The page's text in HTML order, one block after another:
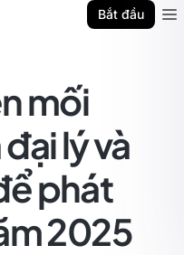
Bắt đầu
mối
lý và
phát
2025